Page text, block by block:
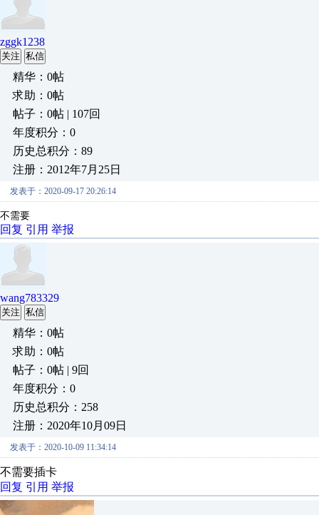
zggk1238
关注 私信
精华：0帖
求助：0帖
帖子：0帖 | 107回
年度积分：0
历史总积分：89
注册：2012年7月25日
发表于：2020-09-17 20:26:14
不需要
回复 引用 举报
wang783329
关注 私信
精华：0帖
求助：0帖
帖子：0帖 | 9回
年度积分：0
历史总积分：258
注册：2020年10月09日
发表于：2020-10-09 11:34:14
不需要插卡
回复 引用 举报